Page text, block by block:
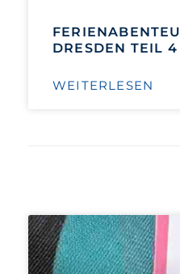
DRESDEN TEIL 4
WEITERLESEN